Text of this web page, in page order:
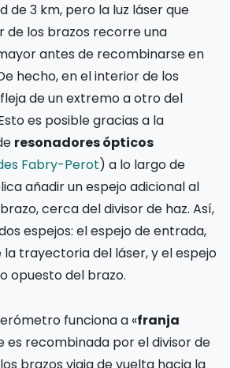
de 3 km, pero la luz láser que
de los brazos recorre una
antes de recombinarse en
hecho, en el interior de los
de un extremo a otro del
es posible gracias a la
resonadores ópticos
Fabry-Perot) a lo largo de
añadir un espejo adicional al
cerca del divisor de haz. Así,
espejos: el espejo de entrada,
trayectoria del láser, y el espejo
opuesto del brazo.
funciona a «franja
es recombinada por el divisor de